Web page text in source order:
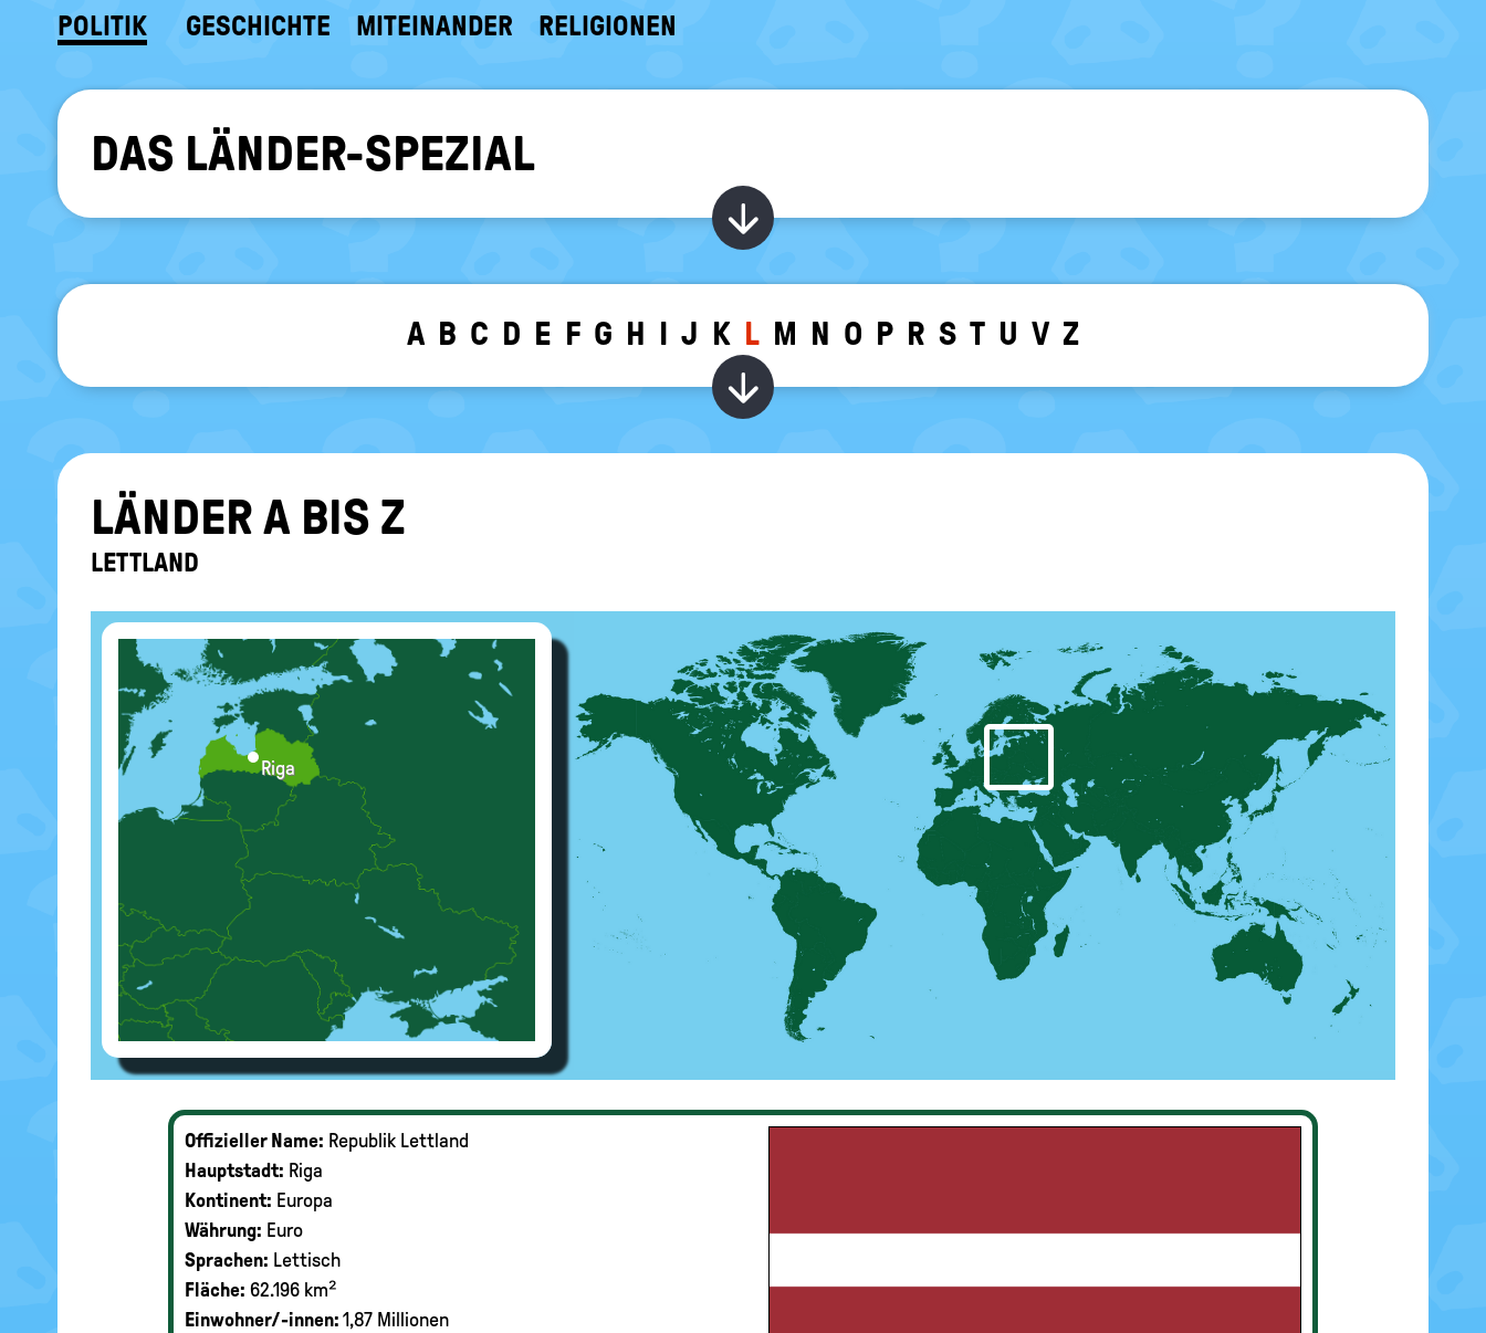
POLITIK GESCHICHTE MITEINANDER RELIGIONEN
DAS LÄNDER-SPEZIAL
Kapitel ein-/ ausblenden
A B C D E F G H I J K L M N O P R S T U V Z
Wörter zu dem gewählten Buchstaben ein-/
LÄN­DER A BIS Z
LETT­LAND
Riga
Offizieller Name: Republik Lettland
Hauptstadt: Riga
Kontinent: Europa
Währung: Euro
Sprachen: Lettisch
Fläche: 62.196 km²
Einwohner/-innen: 1,87 Millionen